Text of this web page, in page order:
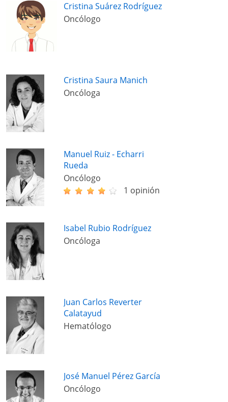
Cristina Suárez Rodríguez
Oncólogo
Cristina Saura Manich
Oncóloga
Manuel Ruiz - Echarri
Rueda
Oncólogo
1 opinión
Isabel Rubio Rodríguez
Oncóloga
Juan Carlos Reverter
Calatayud
Hematólogo
José Manuel Pérez García
Oncólogo